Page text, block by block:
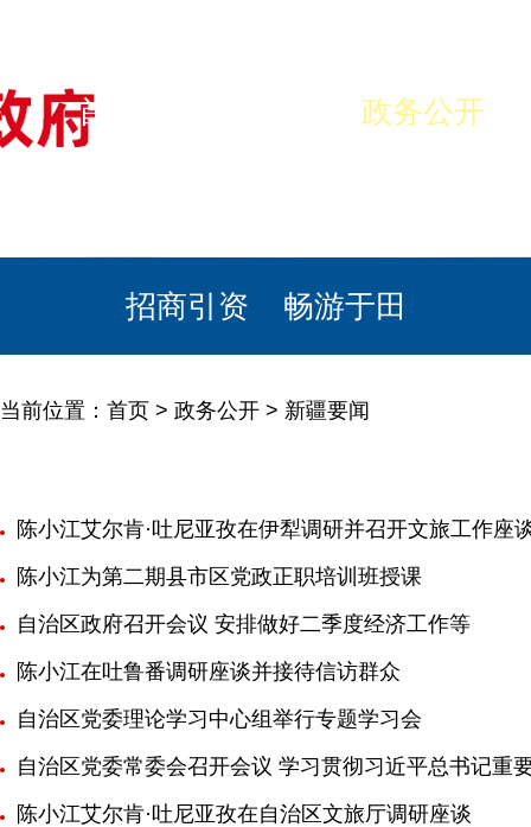
首页 政务公开
招商引资 畅游于田
当前位置： 首页 > 政务公开 > 新疆要闻
陈小江艾尔肯·吐尼亚孜在伊犁调研并召开文旅工作座
陈小江为第二期县市区党政正职培训班授课
自治区政府召开会议 安排做好二季度经济工作等
陈小江在吐鲁番调研座谈并接待信访群众
自治区党委理论学习中心组举行专题学习会
自治区党委常委会召开会议 学习贯彻习近平总书记重
陈小江艾尔肯·吐尼亚孜在自治区文旅厅调研座谈